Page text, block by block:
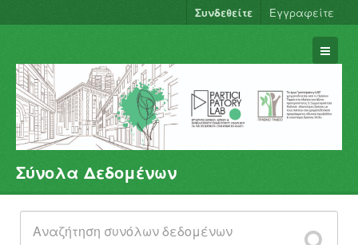
Συνδεθείτε Εγγραφείτε
Σύνολα Δεδομένων
Φορείς
Ομάδες
Σύνολα Δεδομένων